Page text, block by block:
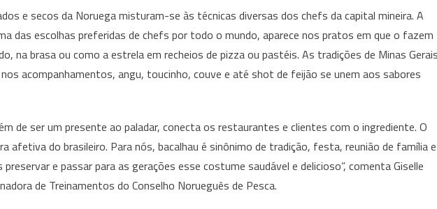
características
únicas,
de
25
de
agosto
e secos da Noruega misturam-se às técnicas diversas dos chefs da capital mineira. A
das escolhas preferidas de chefs por todo o mundo, aparece nos pratos em que o fazem
na brasa ou como a estrela em recheios de pizza ou pastéis. As tradições de Minas
acompanhamentos, angu, toucinho, couve e até shot de feijão se unem aos sabores
de ser um presente ao paladar, conecta os restaurantes e clientes com o ingrediente. O
afetiva do brasileiro. Para nós, bacalhau é sinônimo de tradição, festa, reunião de família e
e passar para as gerações esse costume saudável e delicioso”, comenta Giselle
de Treinamentos do Conselho Norueguês de Pesca.